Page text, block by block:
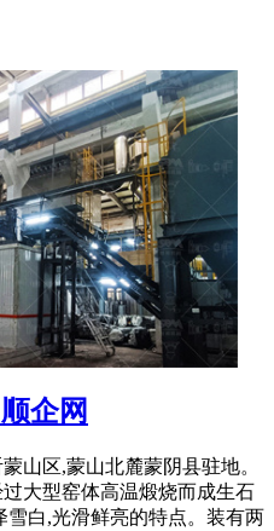
企网
山区,蒙山北麓蒙阴县驻地。
大型窑体高温煅烧而成生石
雪白,光滑鲜亮的特点。装有两